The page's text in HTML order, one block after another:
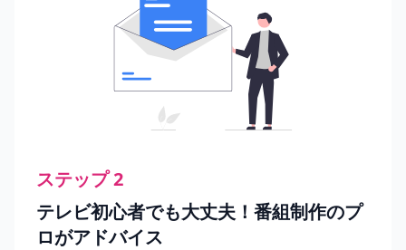
ステップ 2
テレビ初心者でも大丈夫！番組制作のプ
ロがアドバイス